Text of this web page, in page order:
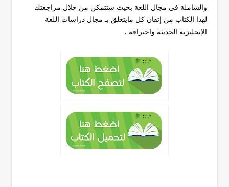
والشاملة في مجال اللغة بحيث ستتمكن من خلال مراجعتك
لهذا الكتاب من إتقان كل مايتعلق بـ مجال دراسات اللغة
الإنجليزية الحديثة واحترافه .